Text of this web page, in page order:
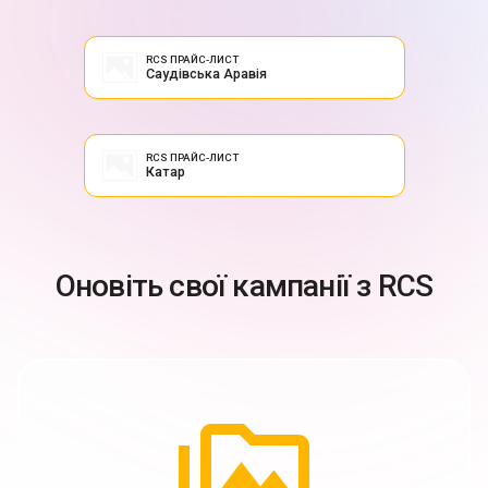
RCS ПРАЙС-ЛИСТ
Саудівська Аравія
RCS ПРАЙС-ЛИСТ
Катар
Оновіть свої кампанії з RCS